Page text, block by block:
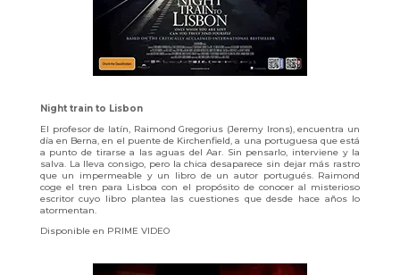
Night train to Lisbon
El profesor de latín, Raimond Gregorius (Jeremy Irons), encuentra un
día en Berna, en el puente de Kirchenfield, a una portuguesa que está
a punto de tirarse a las aguas del Aar. Sin pensarlo, interviene y la
salva. La lleva consigo, pero la chica desaparece sin dejar más rastro
que un impermeable y un libro de un autor portugués. Raimond
coge el tren para Lisboa con el propósito de conocer al misterioso
escritor cuyo libro plantea las cuestiones que desde hace años lo
atormentan.
Disponible en PRIME VIDEO